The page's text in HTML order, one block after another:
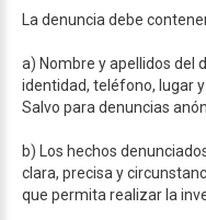
La denuncia debe
a) Nombre y apellidos del
identidad, teléfono, lugar
Salvo para denuncias
b) Los hechos
clara, precisa y
que permita realizar la